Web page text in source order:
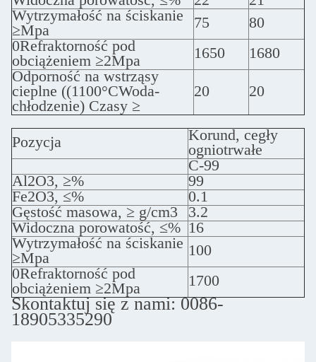
Wytrzymałość na ściskanie
≥Mpa
75
80
0Refraktorność pod
obciążeniem ≥2Mpa
1650
1680
Odporność na wstrząsy
cieplne ((1100°CWoda-
chłodzenie) Czasy ≥
20 20
Pozycja
Korund, cegły
ogniotrwałe
C-99
Al2O3, ≥%
99
Fe2O3, ≤%
0.1
Gęstość masowa, ≥ g/cm3 3.2
Widoczna porowatość, ≤% 16
Wytrzymałość na ściskanie
≥Mpa
100
0Refraktorność pod
obciążeniem ≥2Mpa
1700
Skontaktuj się z nami: 0086-
18905335290